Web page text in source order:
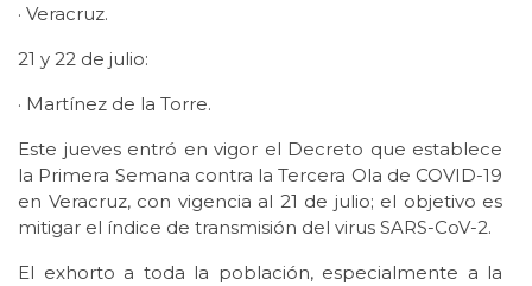
· Veracruz.
21 y 22 de julio:
· Martínez de la Torre.
Este jueves entró en vigor el Decreto que establece
la Primera Semana contra la Tercera Ola de COVID-19
en Veracruz, con vigencia al 21 de julio; el objetivo es
mitigar el índice de transmisión del virus SARS-CoV-2.
El exhorto a toda la población, especialmente a la